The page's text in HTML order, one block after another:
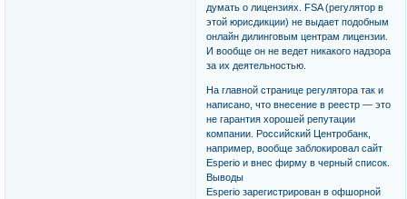
думать о лицензиях. FSA (регулятор в
этой юрисдикции) не выдает подобным
онлайн дилинговым центрам лицензии.
И вообще он не ведет никакого надзора
за их деятельностью.
На главной странице регулятора так и
написано, что внесение в реестр — это
не гарантия хорошей репутации
компании. Российский Центробанк,
например, вообще заблокировал сайт
Esperio и внес фирму в черный список.
Выводы
Esperio зарегистрирован в офшорной